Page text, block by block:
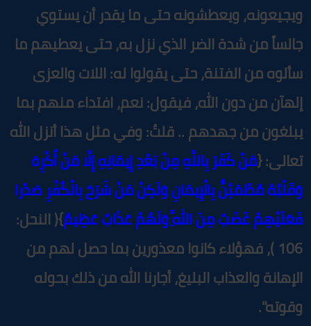
ويعطشونه حتى ما يقدر أن يستوي
من شدة الضر الذي نزل به، حتى يعطيهم ما
من الفتنة، حتى يقولوا له: اللات والعزى
من دون الله، فيقول: نعم، افتداء منهم بما
من جهدهم .. قلتُ: وفي مثل هذا أنزل الله
{مَنْ كَفَرَ بِاللَّهِ مِنْ بَعْدِ إِيمَانِهِ إِلَّا مَنْ أُكْرِهَ
مُطْمَئِنٌّ بِالْإِيمَانِ وَلَكِنْ مَنْ شَرَحَ بِالْكُفْرِ صَدْرا
غَضَبٌ مِنَ اللَّهِ وَلَهُمْ عَذَابٌ عَظِيمٌ}( النحل:
106 )، فهؤلاء كانوا معذورين بما حصل لهم من
والعذاب البليغ، أجارنا الله من ذلك بحوله